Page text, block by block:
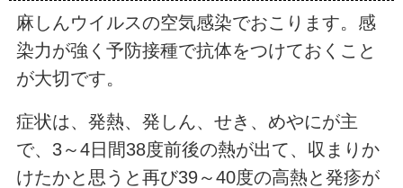
麻しんウイルスの空気感染でおこります。感
染力が強く予防接種で抗体をつけておくこと
が大切です。
症状は、発熱、発しん、せき、めやにが主
で、3～4日間38度前後の熱が出て、収まりか
けたかと思うと再び39～40度の高熱と発疹が